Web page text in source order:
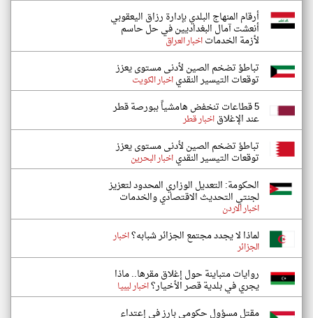
أرقام المنهاج البلدي بإدارة رزاق اليعقوبي
أنعشت آمال البغداديين في حل حاسم
لأزمة الخدماتاخبار العراق
تباطؤ تضخم الصين لأدنى مستوى يعزز
توقعات التيسير النقدياخبار الكويت
5 قطاعات تنخفض هامشياً ببورصة قطر
عند الإغلاقاخبار قطر
تباطؤ تضخم الصين لأدنى مستوى يعزز
توقعات التيسير النقدياخبار البحرين
الحكومة: التعديل الوزاري المحدود لتعزيز
لجنتي التحديث الاقتصادي والخدمات
اخبار الاردن
لماذا لا يجدد مجتمع الجزائر شبابه؟اخبار
الجزائر
روايات متباينة حول إغلاق مقرها.. ماذا
يجري في بلدية قصر الأخيار؟اخبار ليبيا
مقتل مسؤول حكومي بارز في إعتداء